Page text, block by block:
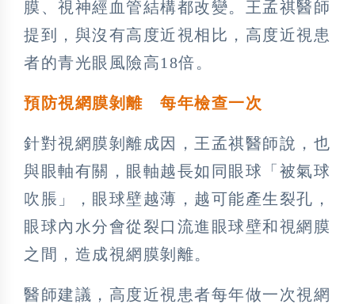
膜、視神經血管結構都改變。王孟祺醫師
提到，與沒有高度近視相比，高度近視患
者的青光眼風險高18倍。
預防視網膜剝離 每年檢查一次
針對視網膜剝離成因，王孟祺醫師說，也
與眼軸有關，眼軸越長如同眼球「被氣球
吹脹」，眼球壁越薄，越可能產生裂孔，
眼球內水分會從裂口流進眼球壁和視網膜
之間，造成視網膜剝離。
醫師建議，高度近視患者每年做一次視網